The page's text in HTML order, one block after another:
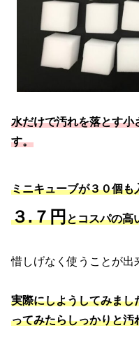
水だけで汚れを落とす小
す。
ミニキューブが３０個も
３.７円とコスパの高
惜しげなく使うことが出
実際にしようしてみまし
ってみたらしっかりと汚